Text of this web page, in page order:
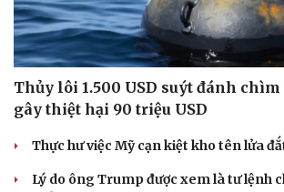
Thủy lôi 1.500 USD suýt đánh
gây thiệt hại 90 triệu USD
Thực hư việc Mỹ cạn kiệt kho tên lửa
Lý do ông Trump được xem là tư lệnh